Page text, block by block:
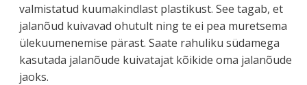
valmistatud kuumakindlast plastikust. See tagab, et
jalanõud kuivavad ohutult ning te ei pea muretsema
ülekuumenemise pärast. Saate rahuliku südamega
kasutada jalanõude kuivatajat kõikide oma jalanõude
jaoks.